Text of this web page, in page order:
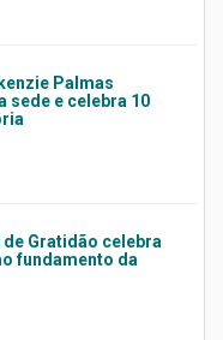
Palmas
sede e celebra 10
Gratidão celebra
fundamento da